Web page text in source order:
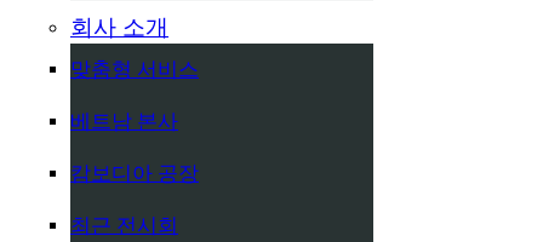
회사 소개
맞춤형 서비스
베트남 본사
캄보디아 공장
최근 전시회